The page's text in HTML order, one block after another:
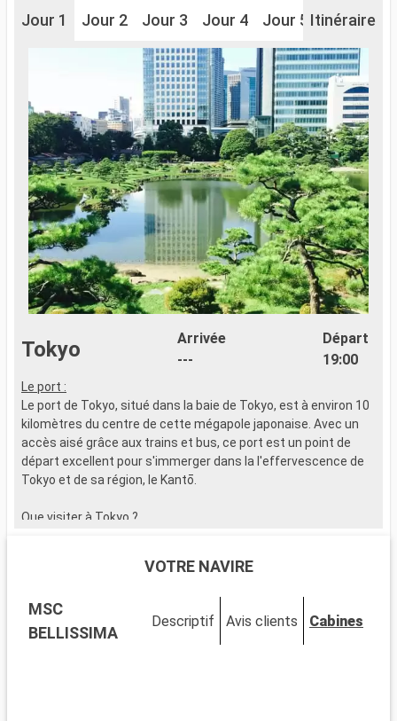
Jour 1 Jour 2 Jour 3 Jour 4 Jour 5 Jour 6
Itinéraire
Tokyo
Arrivée
---
Départ
19:00
Le port :
Le port de Tokyo, situé dans la baie de Tokyo, est à environ 10
kilomètres du centre de cette mégapole japonaise. Avec un
accès aisé grâce aux trains et bus, ce port est un point de
départ excellent pour s'immerger dans la l'effervescence de
Tokyo et de sa région, le Kantō.
Que visiter à Tokyo ?
un site historique incontournable. Le carrefour de Shibuya,
Akihabara, centre de la culture otaku, est à environ 5
kilomètres. Les jardins impériaux de l'Est sont un oasis de
VOTRE NAVIRE
MSC
BELLISSIMA
Descriptif Avis clients Cabines